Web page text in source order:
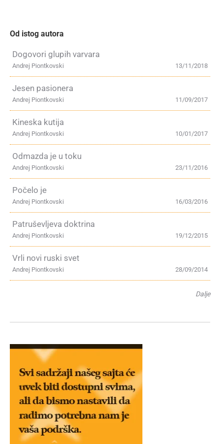
Od istog autora
Dogovori glupih varvara
13/11/2018
Andrej Piontkovski
Jesen pasionera
11/09/2017
Andrej Piontkovski
Kineska kutija
10/01/2017
Andrej Piontkovski
Odmazda je u toku
23/11/2016
Andrej Piontkovski
Počelo je
16/03/2016
Andrej Piontkovski
Patruševljeva doktrina
19/12/2015
Andrej Piontkovski
Vrli novi ruski svet
28/09/2014
Andrej Piontkovski
Dalje